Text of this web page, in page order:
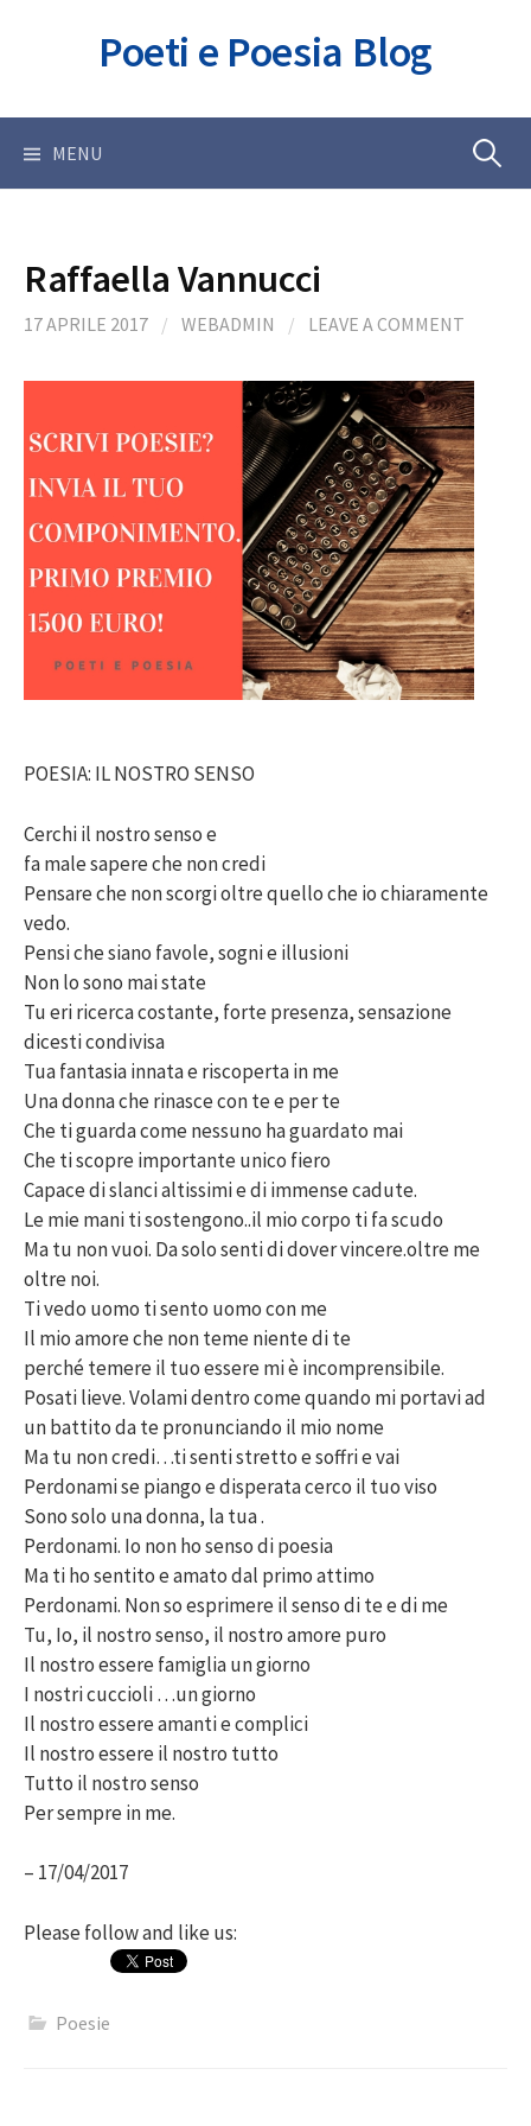
Poeti e Poesia Blog
MENU Ricerca
Raffaella Vannucci
17 APRILE 2017 / WEBADMIN / LEAVE A COMMENT
POESIA: IL NOSTRO SENSO
Cerchi il nostro senso e
fa male sapere che non credi
Pensare che non scorgi oltre quello che io chiaramente
vedo.
Pensi che siano favole, sogni e illusioni
Non lo sono mai state
Tu eri ricerca costante, forte presenza, sensazione
dicesti condivisa
Tua fantasia innata e riscoperta in me
Una donna che rinasce con te e per te
Che ti guarda come nessuno ha guardato mai
Che ti scopre importante unico fiero
Capace di slanci altissimi e di immense cadute.
Le mie mani ti sostengono..il mio corpo ti fa scudo
Ma tu non vuoi. Da solo senti di dover vincere.oltre me
oltre noi.
Ti vedo uomo ti sento uomo con me
Il mio amore che non teme niente di te
perché temere il tuo essere mi è incomprensibile.
Posati lieve. Volami dentro come quando mi portavi ad
un battito da te pronunciando il mio nome
Ma tu non credi…ti senti stretto e soffri e vai
Perdonami se piango e disperata cerco il tuo viso
Sono solo una donna, la tua .
Perdonami. Io non ho senso di poesia
Ma ti ho sentito e amato dal primo attimo
Perdonami. Non so esprimere il senso di te e di me
Tu, Io, il nostro senso, il nostro amore puro
Il nostro essere famiglia un giorno
I nostri cuccioli …un giorno
Il nostro essere amanti e complici
Il nostro essere il nostro tutto
Tutto il nostro senso
Per sempre in me.
– 17/04/2017
Please follow and like us:
Poesie